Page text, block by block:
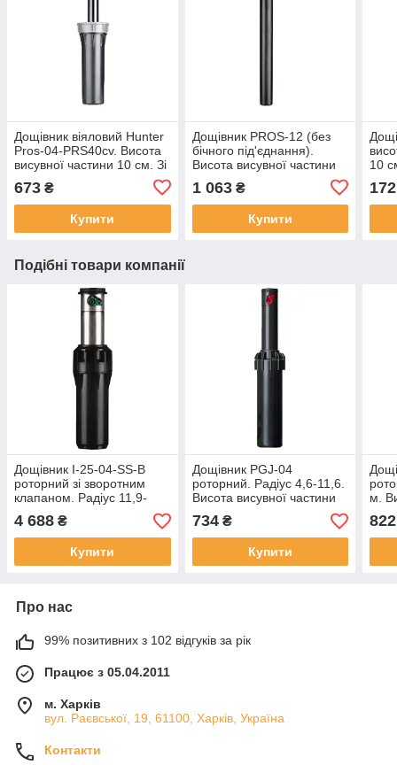
Дощівник віяловий Hunter
Pros-04-PRS40cv. Висота
висувної частини 10 см. Зі
673 ₴
Купити
Дощівник PROS-12 (без
бічного під'єднання).
Висота висувної частини
1 063₴
Купити
10
172
Подібні товари компанії
Дощівник I-25-04-SS-В
роторний зі зворотним
клапаном. Радіус 11,9-
21,6 м. Висота 10 см.
Сталевий. Hunter
4 688 ₴
Купити
Дощівник PGJ-04
роторний. Радіус 4,6-11,6.
Висота висувної частини
10 см Hunter
734₴
Купити
м.
822
Про нас
99% позитивних з 102 відгуків за рік
Працює з 05.04.2011
м. Харків
вул. Раєвської, 19, 61100, Харків, Україна
Контакти